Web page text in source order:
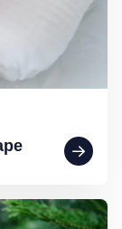
van de